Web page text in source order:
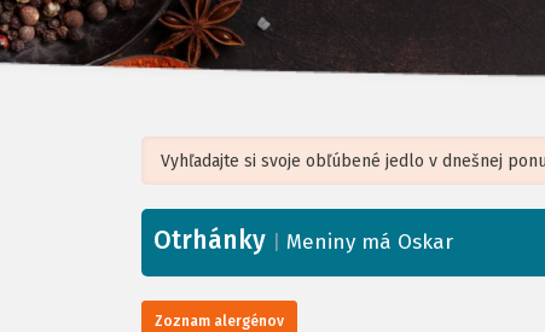
+
−
Otrhánky Meniny má Oskar
Zoznam alergénov